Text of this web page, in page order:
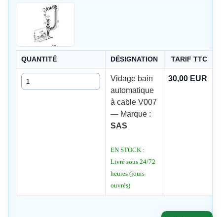
QUANTITÉ DÉSIGNATION TARIF TTC
Quantité
Vidage bain
automatique
à cable V007
— Marque :
SAS
EN STOCK :
Livré sous 24/72
heures (jours
ouvrés)
30,00 EUR